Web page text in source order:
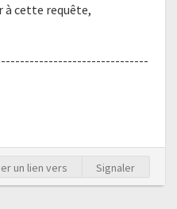
à cette requête,
un lien vers Signaler